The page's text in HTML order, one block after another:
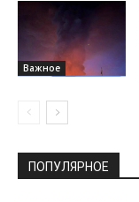
Важное
ПОПУЛЯРНОЕ